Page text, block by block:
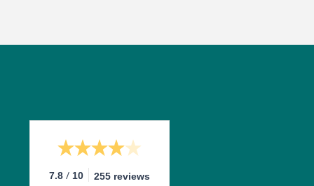
7.8 / 10 255 reviews